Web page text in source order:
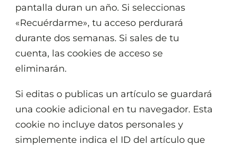
pantalla duran un año. Si seleccionas
«Recuérdarme», tu acceso perdurará
durante dos semanas. Si sales de tu
cuenta, las cookies de acceso se
eliminarán.
Si editas o publicas un artículo se guardará
una cookie adicional en tu navegador. Esta
cookie no incluye datos personales y
simplemente indica el ID del artículo que